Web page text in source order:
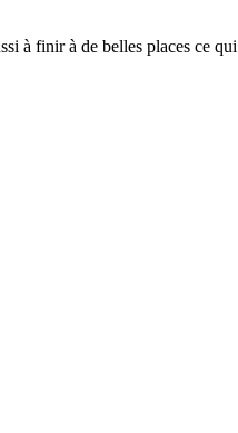
à finir à de belles places ce